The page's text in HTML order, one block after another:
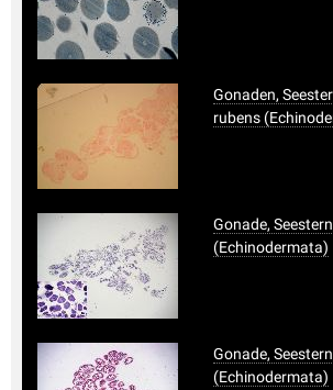
Gonaden,
rubens
Gonade,
(Echinodermata)
Gonade,
(Echinodermata)